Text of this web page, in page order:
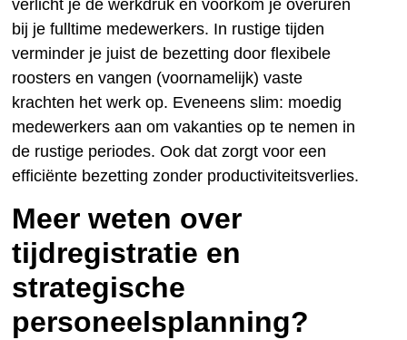
verlicht je de werkdruk en voorkom je overuren
bij je fulltime medewerkers. In rustige tijden
verminder je juist de bezetting door flexibele
roosters en vangen (voornamelijk) vaste
krachten het werk op. Eveneens slim: moedig
medewerkers aan om vakanties op te nemen in
de rustige periodes. Ook dat zorgt voor een
efficiënte bezetting zonder productiviteitsverlies.
Meer weten over
tijdregistratie en
strategische
personeelsplanning?